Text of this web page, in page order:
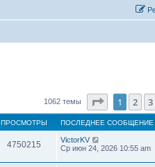
1062 темы Страница1
1 2 3
ПРОСМОТРЫ ПОСЛЕДНЕЕ СООБЩЕНИЕ
4750215
VictorKV
Ср июн 24, 2026 10:55 am